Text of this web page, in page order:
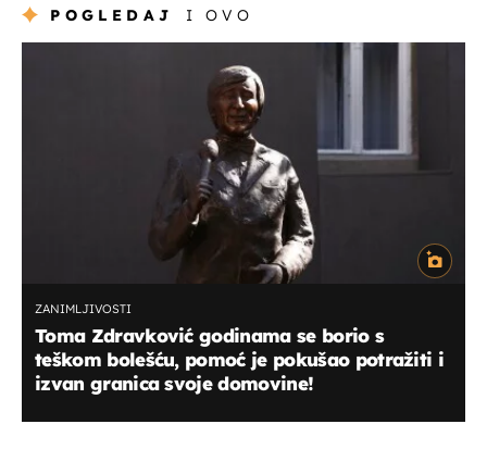
POGLEDAJ I OVO
ZANIMLJIVOSTI
Toma Zdravković godinama se borio s
teškom bolešću, pomoć je pokušao potražiti i
izvan granica svoje domovine!